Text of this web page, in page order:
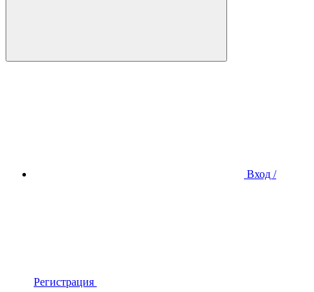
Вход /
Регистрация